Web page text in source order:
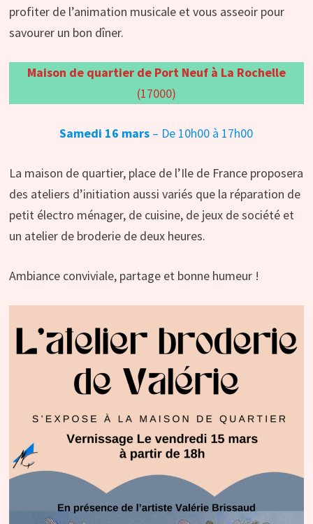
profiter de l’animation musicale et vous asseoir pour
savourer un bon dîner.
Maison de quartier de Port Neuf à La Rochelle
(17000)
Samedi 16 mars – De 10h00 à 17h00
La maison de quartier, place de l’Ile de France proposera
des ateliers d’initiation aussi variés que la réparation de
petit électro ménager, de cuisine, de jeux de société et
un atelier de broderie de deux heures.
Ambiance conviviale, partage et bonne humeur !